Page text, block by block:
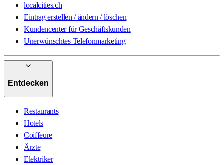
localcities.ch
Eintrag erstellen / ändern / löschen
Kundencenter für Geschäftskunden
Unerwünschtes Telefonmarketing
Entdecken
Restaurants
Hotels
Coiffeure
Ärzte
Elektriker